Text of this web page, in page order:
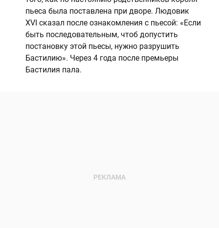
пьеса была поставлена при дворе. Людовик
XVI сказал после ознакомления с пьесой: «Если
быть последовательным, чтоб допустить
постановку этой пьесы, нужно разрушить
Бастилию». Через 4 года после премьеры
Бастилия пала.